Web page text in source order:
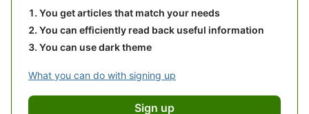
You get articles that match your needs
You can efficiently read back useful information
You can use dark theme
What you can do with signing up
Sign up